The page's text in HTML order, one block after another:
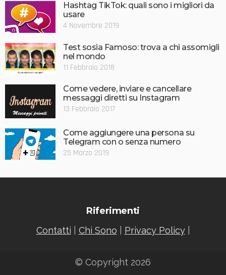
Hashtag TikTok: quali sono i migliori da
usare
4 Novembre 2019
Test sosia Famoso: trova a chi assomigli
nel mondo
11 Febbraio 2018
Come vedere, inviare e cancellare
messaggi diretti su Instagram
13 Febbraio 2017
Come aggiungere una persona su
Telegram con o senza numero
25 Marzo 2019
Riferimenti
Contatti Chi Sono Privacy Policy|
© Copyright 2026